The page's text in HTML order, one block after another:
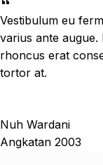
Vestibulum eu
varius ante augue.
rhoncus erat
tortor at.
Nuh Wardani
Angkatan 2003